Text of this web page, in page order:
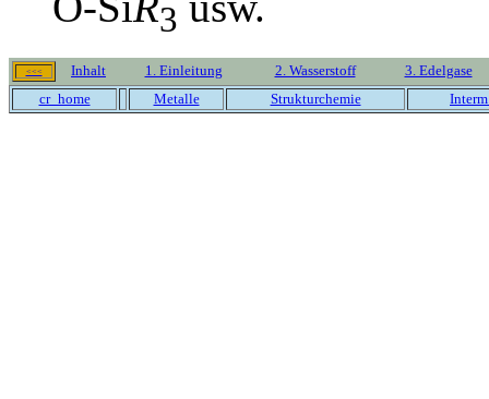
3
<<< Inhalt 1. Einleitung 2. Wasserstoff
3. Edelgase
cr_home
Metalle Strukturchemie